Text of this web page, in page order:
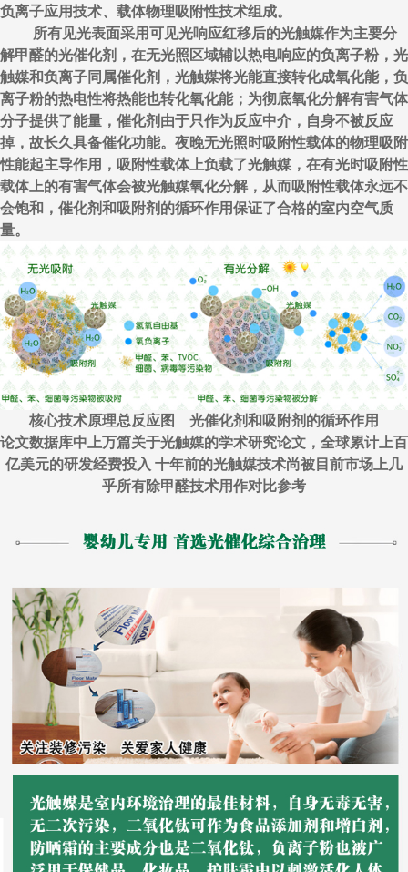
负离子应用技术、载体物理吸附性技术组成。
所有见光表面采用可见光响应红移后的光触媒作为主要分
解甲醛的光催化剂，在无光照区域辅以热电响应的负离子粉，光
触媒和负离子同属催化剂，光触媒将光能直接转化成氧化能，负
离子粉的热电性将热能也转化氧化能；为彻底氧化分解有害气体
分子提供了能量，催化剂由于只作为反应中介，自身不被反应
掉，故长久具备催化功能。夜晚无光照时吸附性载体的物理吸附
性能起主导作用，吸附性载体上负载了光触媒，在有光时吸附性
载体上的有害气体会被光触媒氧化分解，从而吸附性载体永远不
会饱和，催化剂和吸附剂的循环作用保证了合格的室内空气质
量。
核心技术原理总反应图 光催化剂和吸附剂的循环作用
论文数据库中上万篇关于光触媒的学术研究论文，全球累计上百
亿美元的研发经费投入 十年前的光触媒技术尚被目前市场上几
乎所有除甲醛技术用作对比参考